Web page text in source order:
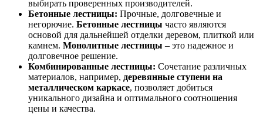
выбирать проверенных производителей.
Бетонные лестницы: Прочные, долговечные и
негорючие. Бетонные лестницы часто являются
основой для дальнейшей отделки деревом, плиткой или
камнем. Монолитные лестницы – это надежное и
долговечное решение.
Комбинированные лестницы: Сочетание различных
материалов, например, деревянные ступени на
металлическом каркасе, позволяет добиться
уникального дизайна и оптимального соотношения
цены и качества.